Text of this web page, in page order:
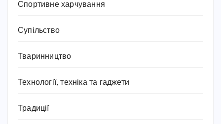
Спортивне харчування
Супільство
Тваринництво
Технології, техніка та гаджети
Традиції